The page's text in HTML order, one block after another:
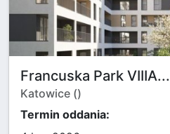
Francuska Park VIIIA...
Katowice ()
Termin oddania: